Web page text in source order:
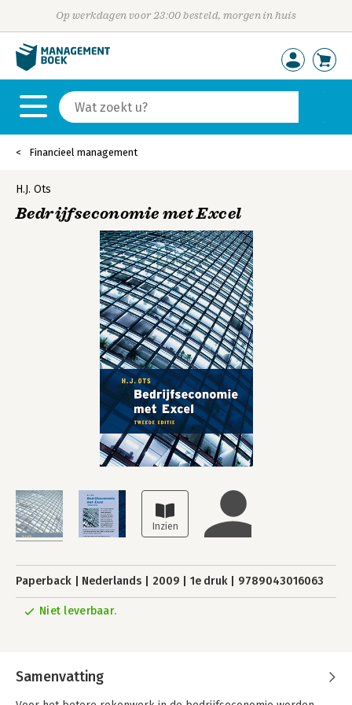
Op werkdagen voor 23:00 besteld, morgen in huis
Financieel management
H.J. Ots
Bedrijfseconomie met Excel
Paperback Nederlands 2009 1e druk 9789043016063
Niet leverbaar.
Samenvatting